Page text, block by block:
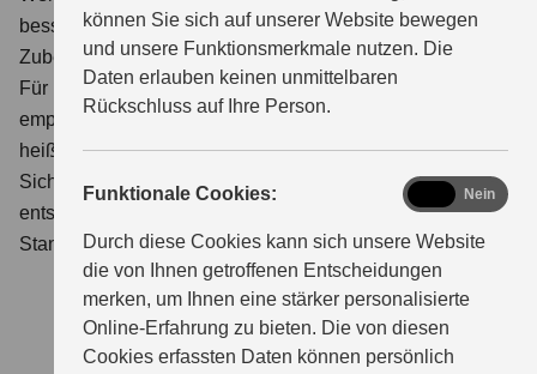
können Sie sich auf unserer Website bewegen
und unsere Funktionsmerkmale nutzen. Die
Daten erlauben keinen unmittelbaren
Rückschluss auf Ihre Person.
Funktionale Cookies:
Durch diese Cookies kann sich unsere Website
die von Ihnen getroffenen Entscheidungen
merken, um Ihnen eine stärker personalisierte
Online-Erfahrung zu bieten. Die von diesen
Cookies erfassten Daten können persönlich
functional
Nein
besser beim Original: Suzuki Service, Ersatzteile und
Zubehör.
Für Reparaturen, Wartung oder Zubehör-Anbau
empfehlen wir, beim Original zu bleiben. Bei Suzuki
heißt das: Keep it real. Für Sie heißt das: maximale
Sicherheit, denn alle Teile an Ihrem Fahrzeug
entsprechen den streng geprüften Suzuki Engineering
Standards.Für uns eine klare Empfehlung.